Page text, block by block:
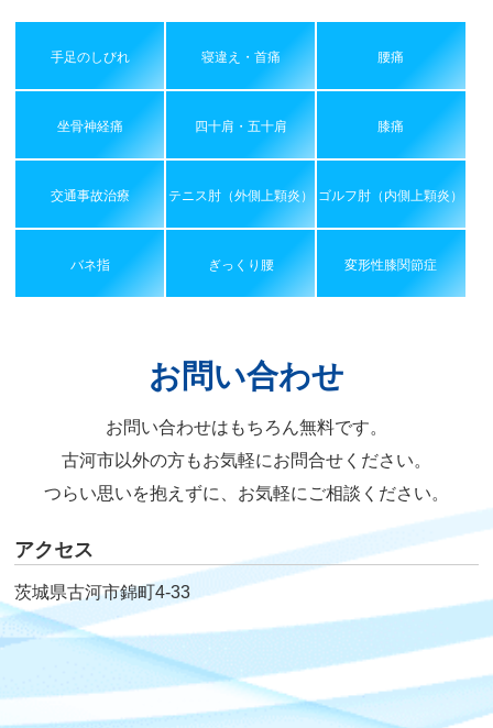
手足のしびれ 寝違え・首痛 腰痛
坐骨神経痛 四十肩・五十肩 膝痛
交通事故治療 テニス肘（外側上顆炎） ゴルフ肘（内側上顆炎）
バネ指 ぎっくり腰 変形性膝関節症
お問い合わせ
お問い合わせはもちろん無料です。
古河市以外の方もお気軽にお問合せください。
つらい思いを抱えずに、お気軽にご相談ください。
アクセス
茨城県古河市錦町4-33